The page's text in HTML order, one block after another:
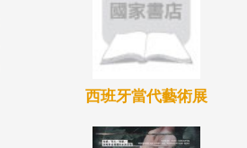
西班牙當代藝術展